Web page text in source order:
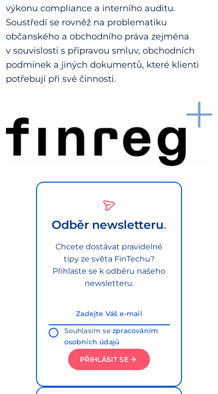
výkonu compliance a interního auditu.
Soustředí se rovněž na problematiku
občanského a obchodního práva zejména
v souvislosti s přípravou smluv, obchodních
podmínek a jiných dokumentů, které klienti
potřebují při své činnosti.
Odběr newsletteru
Chcete dostávat pravidelné
tipy ze světa FinTechu?
Přihlaste se k odběru našeho
newsletteru.
Souhlasím sezpracováním
osobních údajů
PŘIHLÁSIT SE